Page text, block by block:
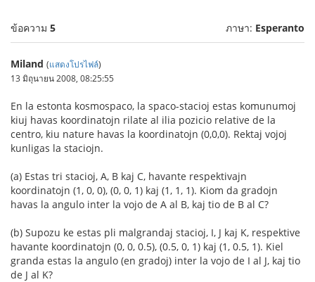
ข้อความ 5 ภาษา: Esperanto
Miland (แสดงโปรไฟล์)
13 มิถุนายน 2008, 08:25:55
En la estonta kosmospaco, la spaco-stacioj estas komunumoj
kiuj havas koordinatojn rilate al ilia pozicio relative de la
centro, kiu nature havas la koordinatojn (0,0,0). Rektaj vojoj
kunligas la staciojn.
(a) Estas tri stacioj, A, B kaj C, havante respektivajn
koordinatojn (1, 0, 0), (0, 0, 1) kaj (1, 1, 1). Kiom da gradojn
havas la angulo inter la vojo de A al B, kaj tio de B al C?
(b) Supozu ke estas pli malgrandaj stacioj, I, J kaj K, respektive
havante koordinatojn (0, 0, 0.5), (0.5, 0, 1) kaj (1, 0.5, 1). Kiel
granda estas la angulo (en gradoj) inter la vojo de I al J, kaj tio
de J al K?